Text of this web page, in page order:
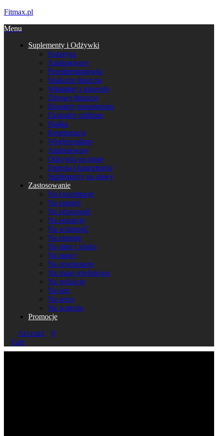
Fitmax.pl
Menu
Suplementy i Odżywki
Kreatyna
Aminokwasy
Przedtreningówki
Spalacze tłuszczu
Witaminy i minerały
Zdrowe tłuszcze
Boostery testosteronu
Ekstrakty roślinne
Białka
Regeneracja
Węglowodany
Aminokwasy
Odżywki na masę
Energia i koncetracja
Suplementy na stawy
Zastosowanie
Na koncetrację
Na pamięć
Na odporność
Na potencję
Na witalność
Na energię
Na stres i relaks
Na stawy
Na regenerację
Na masę mięśniową
Na redukcję
Na sen
Na serce
Na wątrobę
Promocje
Account
0
Cart